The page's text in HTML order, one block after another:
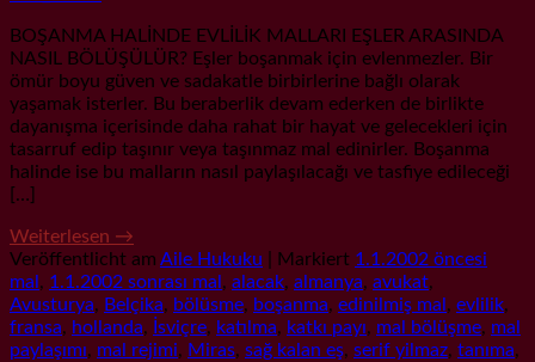
BOŞANMA HALİNDE EVLİLİK MALLARI EŞLER ARASINDA
NASIL BÖLÜŞÜLÜR? Eşler boşanmak için evlenmezler. Bir
ömür boyu güven ve sadakatle birbirlerine bağlı olarak
yaşamak isterler. Bu beraberlik devam ederken de birlikte
dayanışma içerisinde daha rahat bir hayat ve gelecekleri için
tasarruf edip taşınır veya taşınmaz mal edinirler. Boşanma
halinde ise bu malların nasıl paylaşılacağı ve tasfiye edileceği
[…]
Weiterlesen →
Veröffentlicht am Aile Hukuku Markiert 1.1.2002 öncesi
mal , 1.1.2002 sonrası mal , alacak, almanya, avukat,
Avusturya, Belçika, bölüsme, boşanma, edinilmiş mal , evlilik,
fransa, hollanda, İsviçre, katılma, katkı payı, mal bölüşme, mal
paylaşımı, mal rejimi, Miras, sağ kalan eş, serif yilmaz, tanıma,